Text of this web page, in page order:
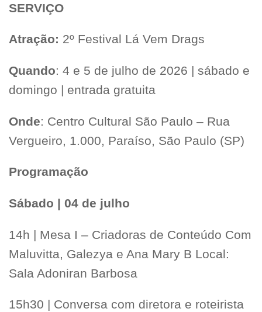
SERVIÇO
Atração: 2º Festival Lá Vem Drags
Quando: 4 e 5 de julho de 2026 | sábado e
domingo | entrada gratuita
Onde: Centro Cultural São Paulo – Rua
Vergueiro, 1.000, Paraíso, São Paulo (SP)
Programação
Sábado | 04 de julho
14h | Mesa I – Criadoras de Conteúdo Com
Maluvitta, Galezya e Ana Mary B Local:
Sala Adoniran Barbosa
15h30 | Conversa com diretora e roteirista